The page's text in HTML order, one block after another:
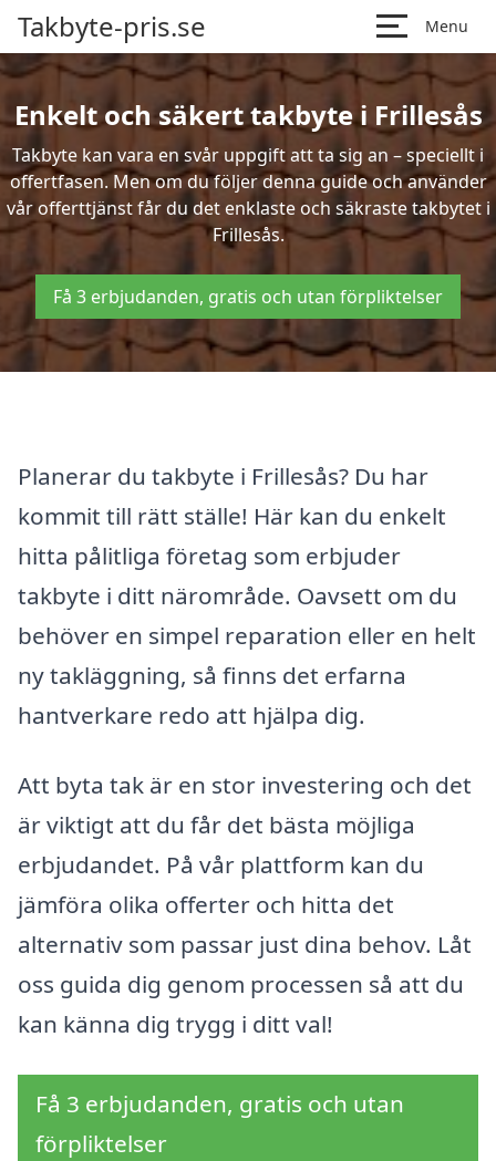
Takbyte-pris.se Menu
Enkelt och säkert takbyte i Frillesås
Takbyte kan vara en svår uppgift att ta sig an – speciellt i
offertfasen. Men om du följer denna guide och använder
vår offerttjänst får du det enklaste och säkraste takbytet i
Frillesås.
Få 3 erbjudanden, gratis och utan förpliktelser
Planerar du takbyte i Frillesås? Du har
kommit till rätt ställe! Här kan du enkelt
hitta pålitliga företag som erbjuder
takbyte i ditt närområde. Oavsett om du
behöver en simpel reparation eller en helt
ny takläggning, så finns det erfarna
hantverkare redo att hjälpa dig.
Att byta tak är en stor investering och det
är viktigt att du får det bästa möjliga
erbjudandet. På vår plattform kan du
jämföra olika offerter och hitta det
alternativ som passar just dina behov. Låt
oss guida dig genom processen så att du
kan känna dig trygg i ditt val!
Få 3 erbjudanden, gratis och utan
förpliktelser